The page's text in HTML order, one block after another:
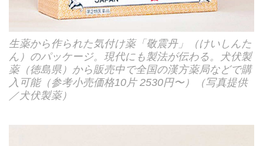
生薬から作られた気付け薬「敬震丹」（けいしんた
ん）のパッケージ。現代にも製法が伝わる。犬伏製
薬（徳島県）から販売中で全国の漢方薬局などで購
入可能（参考小売価格10片 2530円〜）（写真提供
／犬伏製薬）